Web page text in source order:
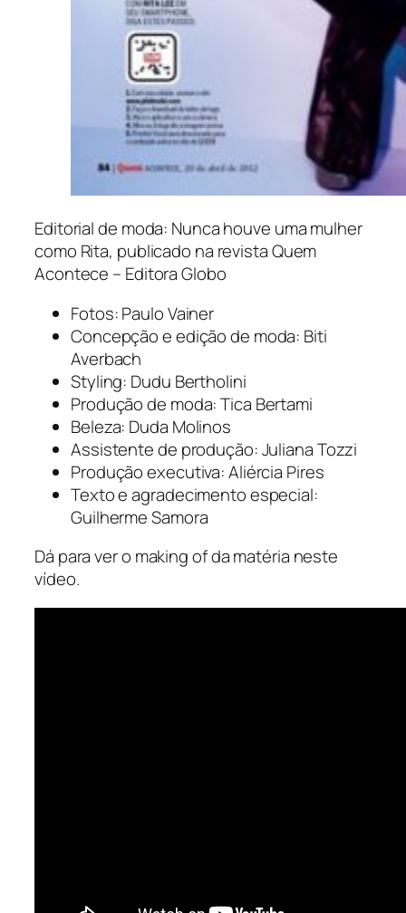
Editorial de moda: Nunca houve uma mulher
como Rita, publicado na revista Quem
Acontece – Editora Globo
Fotos: Paulo Vainer
Concepção e edição de moda: Biti
Averbach
Styling: Dudu Bertholini
Produção de moda: Tica Bertami
Beleza: Duda Molinos
Assistente de produção: Juliana Tozzi
Produção executiva: Aliércia Pires
Texto e agradecimento especial:
Guilherme Samora
Dá para ver o making ofda matéria neste
vídeo.